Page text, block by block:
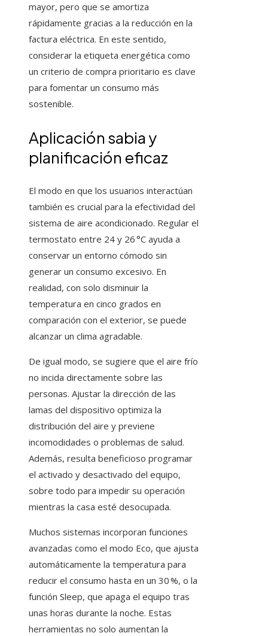
mayor, pero que se amortiza
rápidamente gracias a la reducción en la
factura eléctrica. En este sentido,
considerar la etiqueta energética como
un criterio de compra prioritario es clave
para fomentar un consumo más
sostenible.
Aplicación sabia y
planificación eficaz
El modo en que los usuarios interactúan
también es crucial para la efectividad del
sistema de aire acondicionado. Regular el
termostato entre 24 y 26 °C ayuda a
conservar un entorno cómodo sin
generar un consumo excesivo. En
realidad, con solo disminuir la
temperatura en cinco grados en
comparación con el exterior, se puede
alcanzar un clima agradable.
De igual modo, se sugiere que el aire frío
no incida directamente sobre las
personas. Ajustar la dirección de las
lamas del dispositivo optimiza la
distribución del aire y previene
incomodidades o problemas de salud.
Además, resulta beneficioso programar
el activado y desactivado del equipo,
sobre todo para impedir su operación
mientras la casa esté desocupada.
Muchos sistemas incorporan funciones
avanzadas como el modo Eco, que ajusta
automáticamente la temperatura para
reducir el consumo hasta en un 30 %, o la
función Sleep, que apaga el equipo tras
unas horas durante la noche. Estas
herramientas no solo aumentan la